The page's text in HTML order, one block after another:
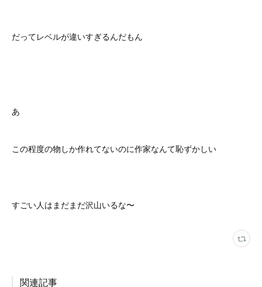
だってレベルが違いすぎるんだもん
あゝ
この程度の物しか作れてないのに作家なんて恥ずかしい
すごい人はまだまだ沢山いるな〜
関連記事